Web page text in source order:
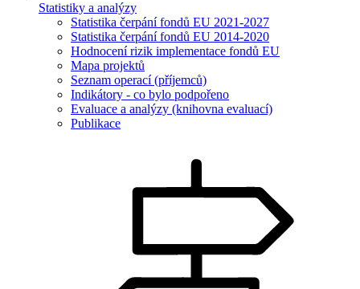
Statistiky a analýzy
Statistika čerpání fondů EU 2021-2027
Statistika čerpání fondů EU 2014-2020
Hodnocení rizik implementace fondů EU
Mapa projektů
Seznam operací (příjemců)
Indikátory - co bylo podpořeno
Evaluace a analýzy (knihovna evaluací)
Publikace